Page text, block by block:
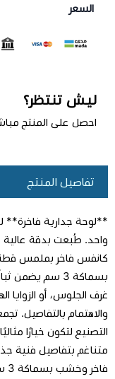
السعر
ليش تنتظر؟
احصل على المنتج
تفاصيل المنتج
**لوحة جدارية فاخرة**
كانفس فاخر بملمس
بسماكة 3 سم
غرف الجلوس، أو الزوايا
والاهتمام بالتفاصيل.
التصنيع لتكون خيارًا